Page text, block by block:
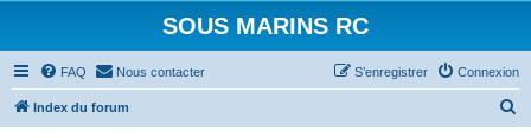
SOUS MARINS RC
FAQ Nous contacter Connexion
S’enregistrer
Index du forum